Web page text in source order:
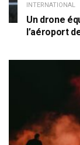
INTERNATIONAL
Un drone
l’aéroport